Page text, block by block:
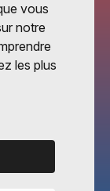
vous
notre
les plus